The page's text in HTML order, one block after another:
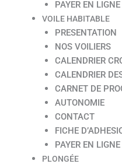
PAYER EN LIGNE
VOILE HABITABLE
PRESENTATION
NOS VOILIERS
CALENDRIER
CALENDRIER
CARNET DE
AUTONOMIE
CONTACT
FICHE
PAYER EN LIGNE
PLONGÉE